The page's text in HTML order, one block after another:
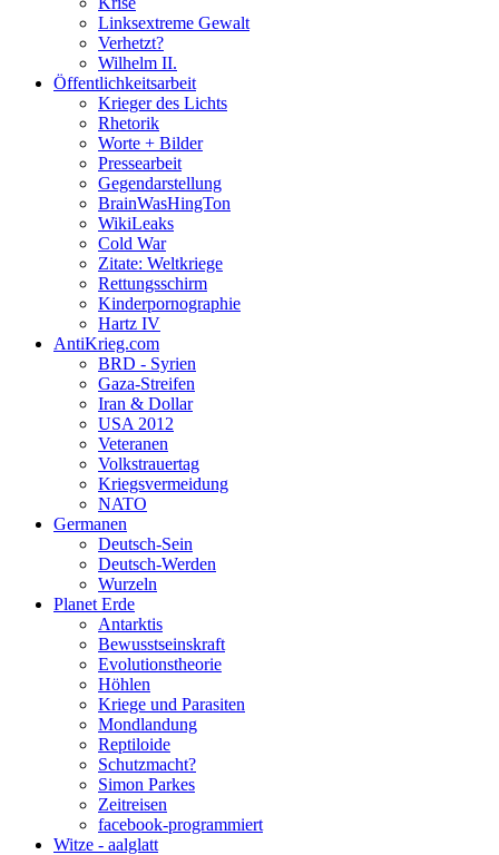
Linksextreme Gewalt
Verhetzt?
Wilhelm II.
Öffentlichkeitsarbeit
Krieger des Lichts
Rhetorik
Worte + Bilder
Pressearbeit
Gegendarstellung
BrainWasHingTon
WikiLeaks
Cold War
Zitate: Weltkriege
Rettungsschirm
Kinderpornographie
Hartz IV
AntiKrieg.com
BRD - Syrien
Gaza-Streifen
Iran & Dollar
USA 2012
Veteranen
Volkstrauertag
Kriegsvermeidung
NATO
Germanen
Deutsch-Sein
Deutsch-Werden
Wurzeln
Planet Erde
Antarktis
Bewusstseinskraft
Evolutionstheorie
Höhlen
Kriege und Parasiten
Mondlandung
Reptiloide
Schutzmacht?
Simon Parkes
Zeitreisen
facebook-programmiert
Witze - aalglatt